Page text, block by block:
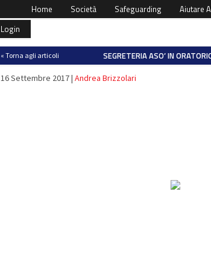
Home Società Safeguarding Aiutare
Login
« Torna agli articoli SEGRETERIA ASO’ IN
16 Settembre 2017 | Andrea Brizzolari